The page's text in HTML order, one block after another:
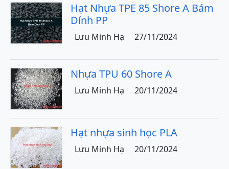
Hạt Nhựa TPE 85 Shore A Bám
Dính PP
Lưu Minh Hạ 27/11/2024
Nhựa TPU 60 Shore A
Lưu Minh Hạ 20/11/2024
Hạt nhựa sinh học PLA
Lưu Minh Hạ 20/11/2024